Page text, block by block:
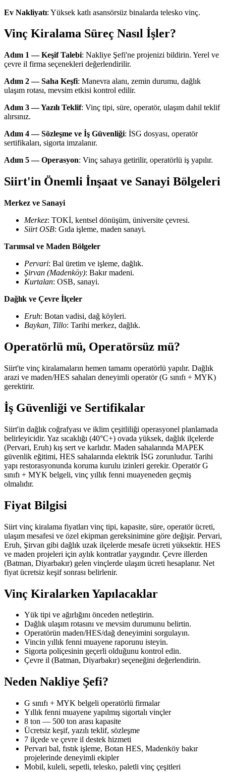
Ev Nakliyatı: Yüksek katlı asansörsüz binalarda telesko vinç.
Vinç Kiralama Süreç Nasıl İşler?
Adım 1 — Keşif Talebi: Nakliye Şefi'ne projenizi bildirin. Yerel ve
çevre il firma seçenekleri değerlendirilir.
Adım 2 — Saha Keşfi: Manevra alanı, zemin durumu, dağlık
ulaşım rotası, mevsim etkisi kontrol edilir.
Adım 3 — Yazılı Teklif: Vinç tipi, süre, operatör, ulaşım dahil teklif
alırsınız.
Adım 4 — Sözleşme ve İş Güvenliği: İSG dosyası, operatör
sertifikaları, sigorta imzalanır.
Adım 5 — Operasyon: Vinç sahaya getirilir, operatörlü iş yapılır.
Siirt'in Önemli İnşaat ve Sanayi Bölgeleri
Merkez ve Sanayi
Merkez: TOKİ, kentsel dönüşüm, üniversite çevresi.
Siirt OSB: Gıda işleme, maden sanayi.
Tarımsal ve Maden Bölgeler
Pervari: Bal üretim ve işleme, dağlık.
Şirvan (Madenköy): Bakır madeni.
Kurtalan: OSB, sanayi.
Dağlık ve Çevre İlçeler
Eruh: Botan vadisi, dağ köyleri.
Baykan, Tillo: Tarihi merkez, dağlık.
Operatörlü mü, Operatörsüz mü?
Siirt'te vinç kiralamaların hemen tamamı operatörlü yapılır. Dağlık
arazi ve maden/HES sahaları deneyimli operatör (G sınıfı + MYK)
gerektirir.
İş Güvenliği ve Sertifikalar
Siirt'in dağlık coğrafyası ve iklim çeşitliliği operasyonel planlamada
belirleyicidir. Yaz sıcaklığı (40°C+) ovada yüksek, dağlık ilçelerde
(Pervari, Eruh) kış sert ve karlıdır. Maden sahalarında MAPEK
güvenlik eğitimi, HES sahalarında elektrik İSG zorunludur. Tarihi
yapı restorasyonunda koruma kurulu izinleri gerekir. Operatör G
sınıfı + MYK belgeli, vinç yıllık fenni muayeneden geçmiş
olmalıdır.
Fiyat Bilgisi
Siirt vinç kiralama fiyatları vinç tipi, kapasite, süre, operatör ücreti,
ulaşım mesafesi ve özel ekipman gereksinimine göre değişir. Pervari,
Eruh, Şirvan gibi dağlık uzak ilçelerde mesafe ücreti yüksektir. HES
ve maden projeleri için aylık kontratlar yaygındır. Çevre illerden
(Batman, Diyarbakır) gelen vinçlerde ulaşım ücreti hesaplanır. Net
fiyat ücretsiz keşif sonrası belirlenir.
Vinç Kiralarken Yapılacaklar
Yük tipi ve ağırlığını önceden netleştirin.
Dağlık ulaşım rotasını ve mevsim durumunu belirtin.
Operatörün maden/HES/dağ deneyimini sorgulayın.
Vincin yıllık fenni muayene raporunu isteyin.
Sigorta poliçesinin geçerli olduğunu kontrol edin.
Çevre il (Batman, Diyarbakır) seçeneğini değerlendirin.
Neden Nakliye Şefi?
G sınıfı + MYK belgeli operatörlü firmalar
Yıllık fenni muayene yapılmış sigortalı vinçler
8 ton — 500 ton arası kapasite
Ücretsiz keşif, yazılı teklif, sözleşme
7 ilçede ve çevre il destek hizmeti
Pervari bal, fıstık işleme, Botan HES, Madenköy bakır
projelerinde deneyimli ekipler
Mobil, kuleli, sepetli, telesko, paletli vinç çeşitleri